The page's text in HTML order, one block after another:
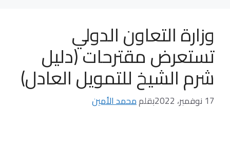
وزارة التعاون الدولي
تستعرض مقترحات (دليل
شرم الشيخ للتمويل العادل)
17 نوفمبر، 2022 بقلممحمد الأمين